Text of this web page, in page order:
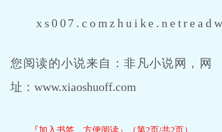
您阅读的小说来自：非凡小说网，网
址：www.xiaoshuoff.com
『加入书签，方便阅读』（第2页/共2页）